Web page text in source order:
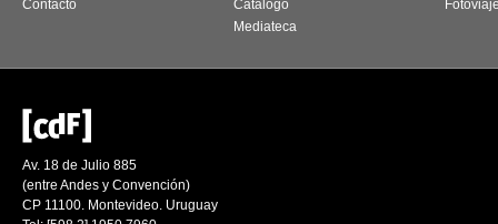
Contacto
Catálogo
Mediateca
Av. 18 de Julio 885
(entre Andes y Convención)
CP 11100. Montevideo. Uruguay